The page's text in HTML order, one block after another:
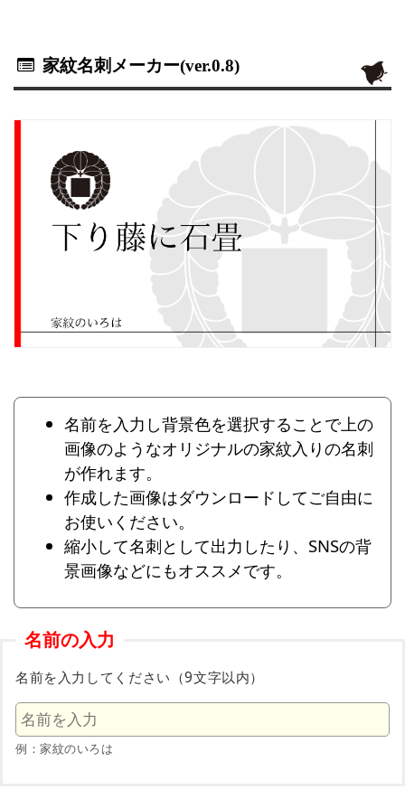
家紋名刺メーカー(ver.0.8)
名前を入力し背景色を選択することで上の
画像のようなオリジナルの家紋入りの名刺
が作れます。
作成した画像はダウンロードしてご自由に
お使いください。
縮小して名刺として出力したり、SNSの背
景画像などにもオススメです。
名前の入力
名前を入力してください（9文字以内）
例：家紋のいろは